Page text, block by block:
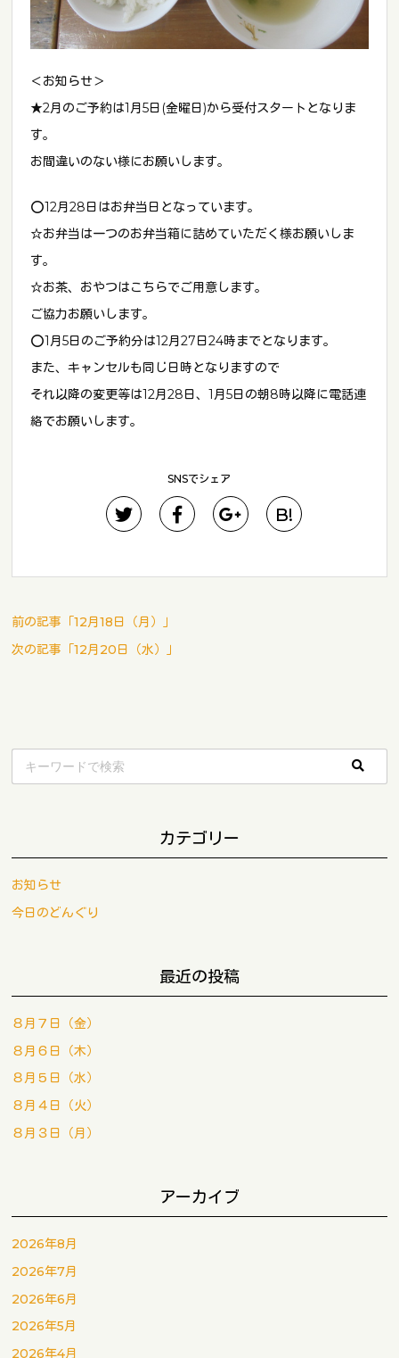
＜お知らせ＞
★2月のご予約は1月5日(金曜日)から受付スタートとなりま
す。
お間違いのない様にお願いします。
⭕️12月28日はお弁当日となっています。
☆お弁当は一つのお弁当箱に詰めていただく様お願いしま
す。
☆お茶、おやつはこちらでご用意します。
ご協力お願いします。
⭕️1月5日のご予約分は12月27日24時までとなります。
また、キャンセルも同じ日時となりますので
それ以降の変更等は12月28日、1月5日の朝8時以降に電話連
絡でお願いします。
SNSでシェア
B!
前の記事「12月18日（月）」
次の記事「12月20日（水）」
カテゴリー
お知らせ
今日のどんぐり
最近の投稿
８月７日（金）
８月６日（木）
８月５日（水）
８月４日（火）
８月３日（月）
アーカイブ
2026年8月
2026年7月
2026年6月
2026年5月
2026年4月